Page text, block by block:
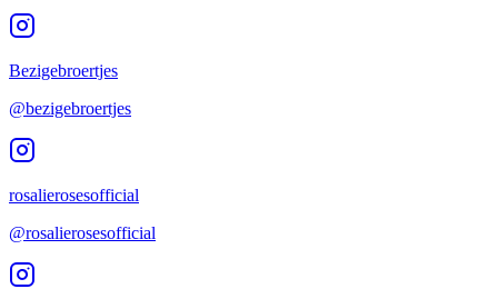
Bezigebroertjes
@bezigebroertjes
rosalierosesofficial
@rosalierosesofficial